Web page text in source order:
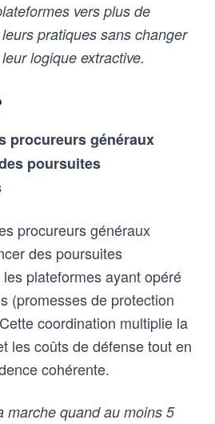
vers plus de
pratiques sans changer
logique extractive.
procureurs généraux
poursuites
procureurs généraux
des poursuites
plateformes ayant opéré
(promesses de protection
coordination multiplie la
les coûts de défense tout en
cohérente.
quand au moins 5